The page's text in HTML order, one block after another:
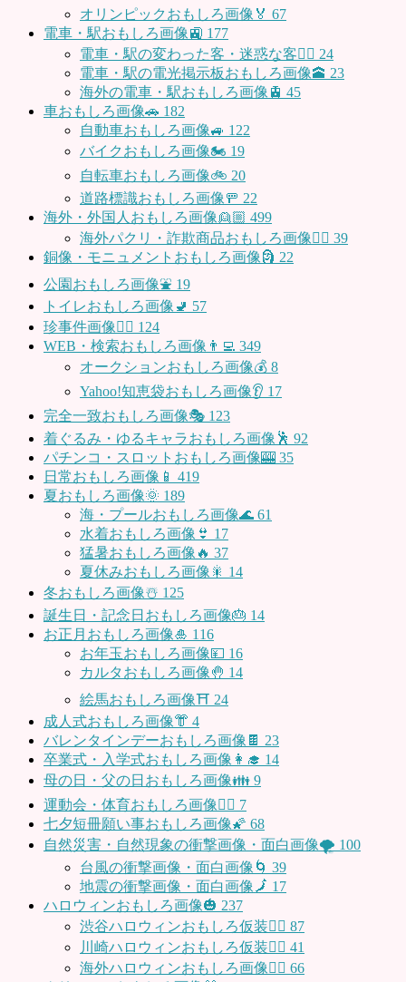
オリンピックおもしろ画像🏅 67
電車・駅おもしろ画像🚉 177
電車・駅の変わった客・迷惑な客🤦‍♀️ 24
電車・駅の電光掲示板おもしろ画像🕋 23
海外の電車・駅おもしろ画像🚊 45
車おもしろ画像🚗 182
自動車おもしろ画像🚙 122
バイクおもしろ画像🏍 19
自転車おもしろ画像🚲 20
道路標識おもしろ画像🚥 22
海外・外国人おもしろ画像👱🏼 499
海外パクリ・詐欺商品おもしろ画像🙅‍♀️ 39
銅像・モニュメントおもしろ画像🗿 22
公園おもしろ画像⛲️ 19
トイレおもしろ画像🚽 57
珍事件画像👮‍♂️ 124
WEB・検索おもしろ画像👨‍💻 349
オークションおもしろ画像💰 8
Yahoo!知恵袋おもしろ画像👂 17
完全一致おもしろ画像🎭 123
着ぐるみ・ゆるキャラおもしろ画像🕺 92
パチンコ・スロットおもしろ画像🎰 35
日常おもしろ画像📱 419
夏おもしろ画像🌞 189
海・プールおもしろ画像🌊 61
水着おもしろ画像👙 17
猛暑おもしろ画像🔥 37
夏休みおもしろ画像🎇 14
冬おもしろ画像☃️ 125
誕生日・記念日おもしろ画像🎂 14
お正月おもしろ画像🎍 116
お年玉おもしろ画像💴 16
カルタおもしろ画像🤚 14
絵馬おもしろ画像⛩ 24
成人式おもしろ画像👘 4
バレンタインデーおもしろ画像🍫 23
卒業式・入学式おもしろ画像👩‍🎓 14
母の日・父の日おもしろ画像👪 9
運動会・体育おもしろ画像🤸‍♂️ 7
七夕短冊願い事おもしろ画像🌠 68
自然災害・自然現象の衝撃画像・面白画像🌪 100
台風の衝撃画像・面白画像🌀 39
地震の衝撃画像・面白画像🗾 17
ハロウィンおもしろ画像🎃 237
渋谷ハロウィンおもしろ仮装👯‍♂️ 87
川崎ハロウィンおもしろ仮装🧞‍♀️ 41
海外ハロウィンおもしろ画像🧛‍♂️ 66